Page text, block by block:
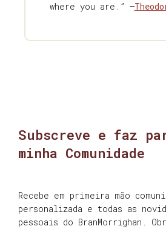
where you are.” —
Subscreve e faz
minha Comunidade
Recebe em primeira mão
personalizada e todas as
pessoais do BranMorrighan.